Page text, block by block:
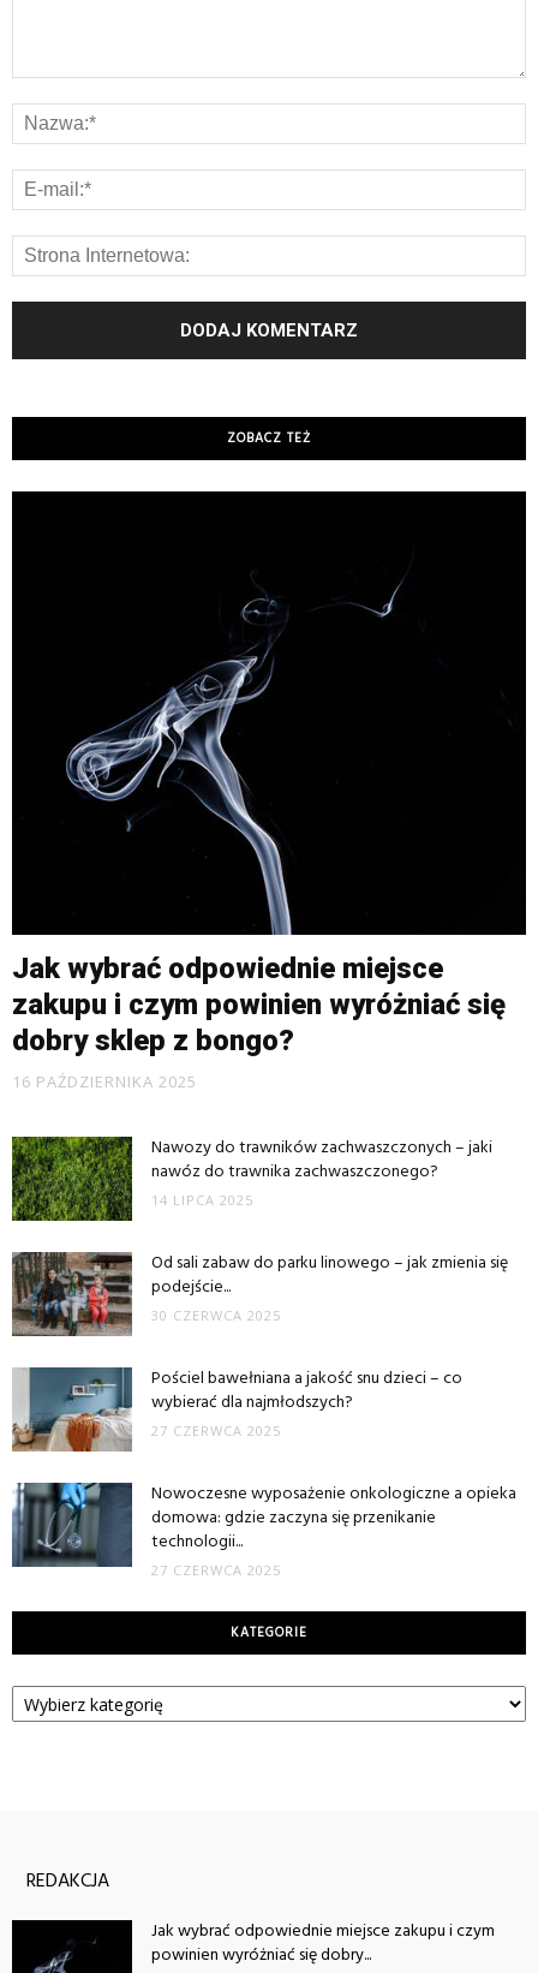
ZOBACZ TEŻ
Jak wybrać odpowiednie miejsce
zakupu i czym powinien wyróżniać się
dobry sklep z bongo?
16 PAŹDZIERNIKA 2025
Nawozy do trawników zachwaszczonych – jaki
nawóz do trawnika zachwaszczonego?
14 LIPCA 2025
Od sali zabaw do parku linowego – jak zmienia się
podejście...
30 CZERWCA 2025
Pościel bawełniana a jakość snu dzieci – co
wybierać dla najmłodszych?
27 CZERWCA 2025
Nowoczesne wyposażenie onkologiczne a opieka
domowa: gdzie zaczyna się przenikanie
technologii...
27 CZERWCA 2025
KATEGORIE
Kategorie
REDAKCJA
Jak wybrać odpowiednie miejsce zakupu i czym
powinien wyróżniać się dobry...